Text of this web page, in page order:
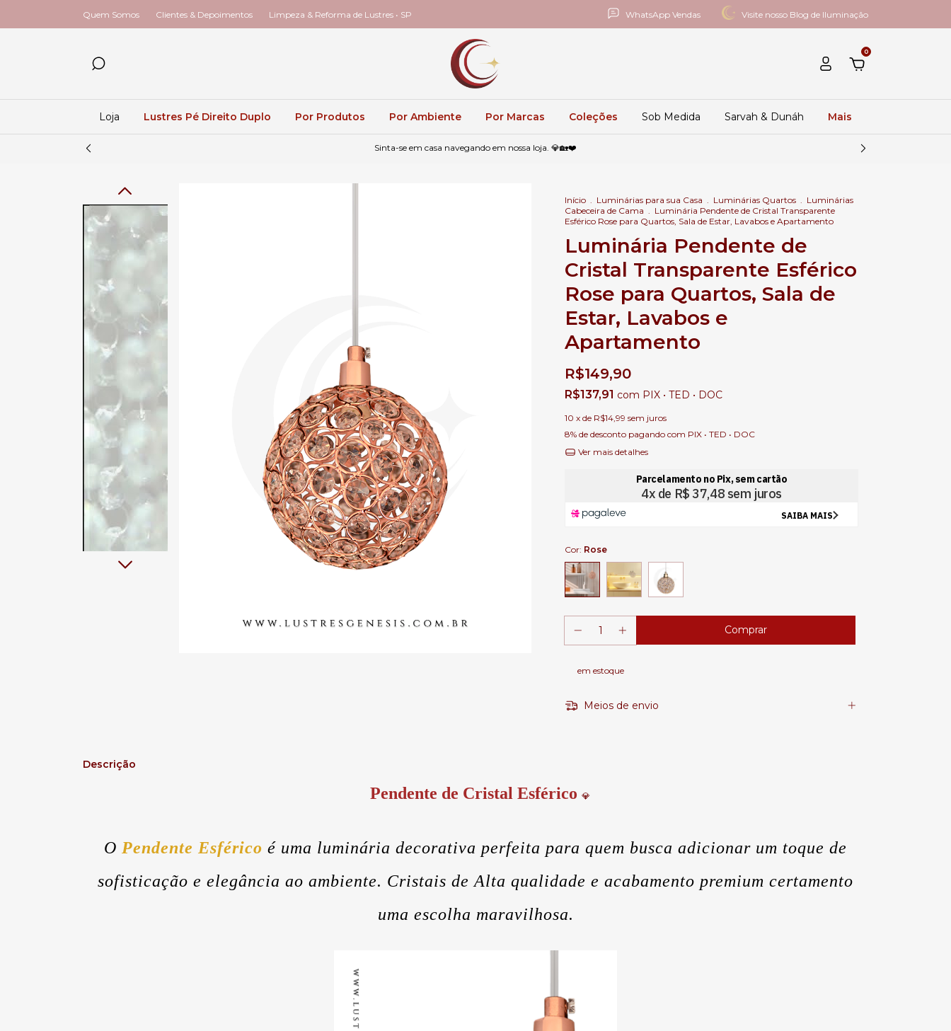
Quem Somos Clientes & Depoimentos Limpeza & Reforma de Lustres • SP WhatsApp Vendas Visite nosso Blog de Iluminação
0
Loja Lustres Pé Direito Duplo Por Produtos Por Ambiente Por Marcas Coleções Sob Medida Sarvah & Dunáh Mais
Sinta-se em casa navegando em nossa loja. 💎🏡❤️
Início . Luminárias para sua Casa . Luminárias Quartos . Luminárias
Cabeceira de Cama . Luminária Pendente de Cristal Transparente
Esférico Rose para Quartos, Sala de Estar, Lavabos e Apartamento
Luminária Pendente de
Cristal Transparente Esférico
Rose para Quartos, Sala de
Estar, Lavabos e
Apartamento
R$149,90
R$137,91 com PIX • TED • DOC
10 x de R$14,99 sem juros
8% de desconto pagando com PIX • TED • DOC
Ver mais detalhes
Cor: Rose
em estoque
Meios de envio
Descrição
Pendente de Cristal Esférico 💎
O Pendente Esférico é uma luminária decorativa perfeita para quem busca adicionar um toque de
sofisticação e elegância ao ambiente. Cristais de Alta qualidade e acabamento premium certamento
uma escolha maravilhosa.